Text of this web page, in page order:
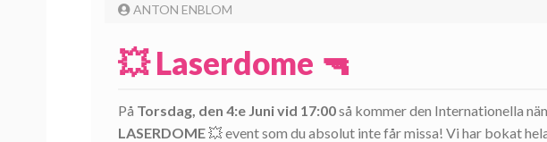
ANTON ENBLOM
💥 Laserdome 🔫
På Torsdag, den 4:e Juni vid 17:00så kommer den Internationella
LASERDOME💥 event som du absolut inte får missa! Vi har bokat